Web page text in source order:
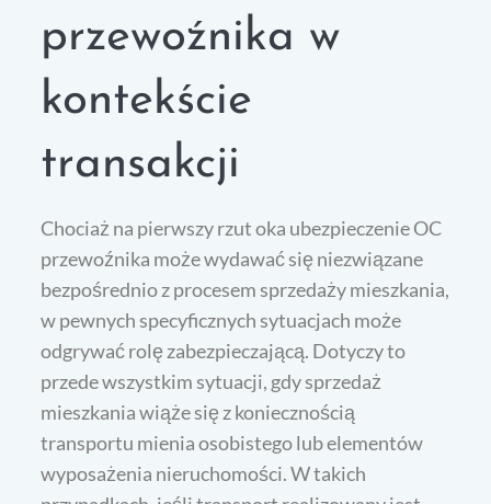
przewoźnika w
kontekście
transakcji
Chociaż na pierwszy rzut oka ubezpieczenie OC
przewoźnika może wydawać się niezwiązane
bezpośrednio z procesem sprzedaży mieszkania,
w pewnych specyficznych sytuacjach może
odgrywać rolę zabezpieczającą. Dotyczy to
przede wszystkim sytuacji, gdy sprzedaż
mieszkania wiąże się z koniecznością
transportu mienia osobistego lub elementów
wyposażenia nieruchomości. W takich